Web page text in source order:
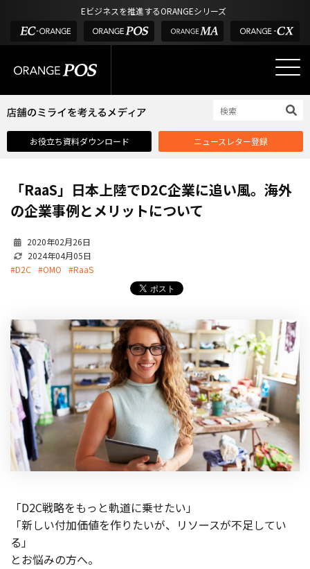
Eビジネスを推進するORANGEシリーズ
タッチパネル式カスタマーディスプレイ
インフラ環境・サポート
業界別ソリューション
酒販・ワイン
サロン
デジタル化・AI導入補助金
POS お役立ち情報
店舗のミライを考えるメディア
03-6432-0346
電話受付：平日 10:00~17:00
お役立ち資料ダウンロード ニュースレター登録
「RaaS」日本上陸でD2C企業に追い風。海外
の企業事例とメリットについて
2020年02月26日
2024年04月05日
#D2C #OMO #RaaS
「D2C戦略をもっと軌道に乗せたい」
「新しい付加価値を作りたいが、リソースが不足してい
る」
とお悩みの方へ。